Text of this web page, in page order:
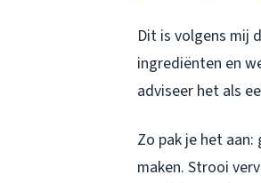
Dit is volgens mij
ingrediënten en
adviseer het als
Zo pak je het
maken. Strooi